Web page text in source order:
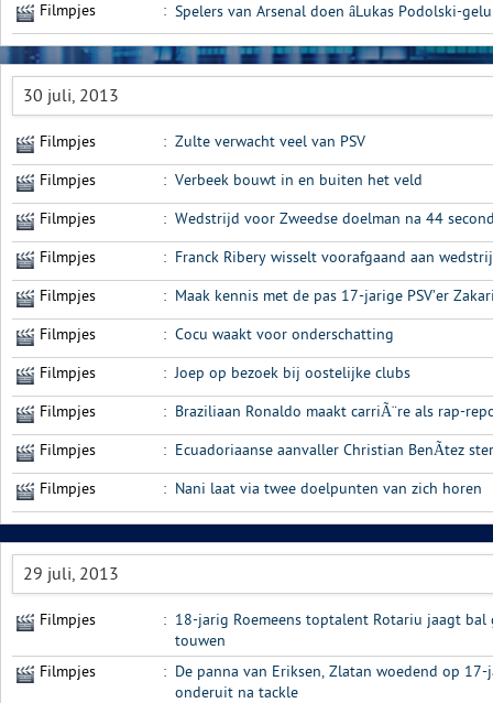
Filmpjes : Spelers van Arsenal doen âLukas Podolski-
30 juli, 2013
Filmpjes : Zulte verwacht veel van PSV
Filmpjes : Verbeek bouwt in en buiten het veld
Filmpjes : Wedstrijd voor Zweedse doelman na 44
Filmpjes : Franck Ribery wisselt voorafgaand aan
Filmpjes : Maak kennis met de pas 17-jarige PSV’er
Filmpjes : Cocu waakt voor onderschatting
Filmpjes : Joep op bezoek bij oostelijke clubs
Filmpjes : Braziliaan Ronaldo maakt carriÃ¨re als rap-
Filmpjes : Ecuadoriaanse aanvaller Christian BenÃ­tez
Filmpjes : Nani laat via twee doelpunten van zich horen
29 juli, 2013
Filmpjes : 18-jarig Roemeens toptalent Rotariu jaagt bal
touwen
Filmpjes
: De panna van Eriksen, Zlatan woedend op
onderuit na tackle